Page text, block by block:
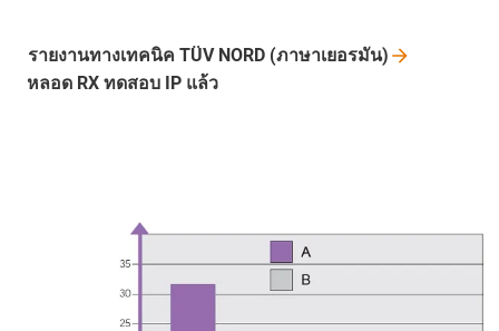
หลอด RX ทดสอบ IP แล้ว
รายงานทางเทคนิค TÜV NORD (ภาษาเยอรมัน)